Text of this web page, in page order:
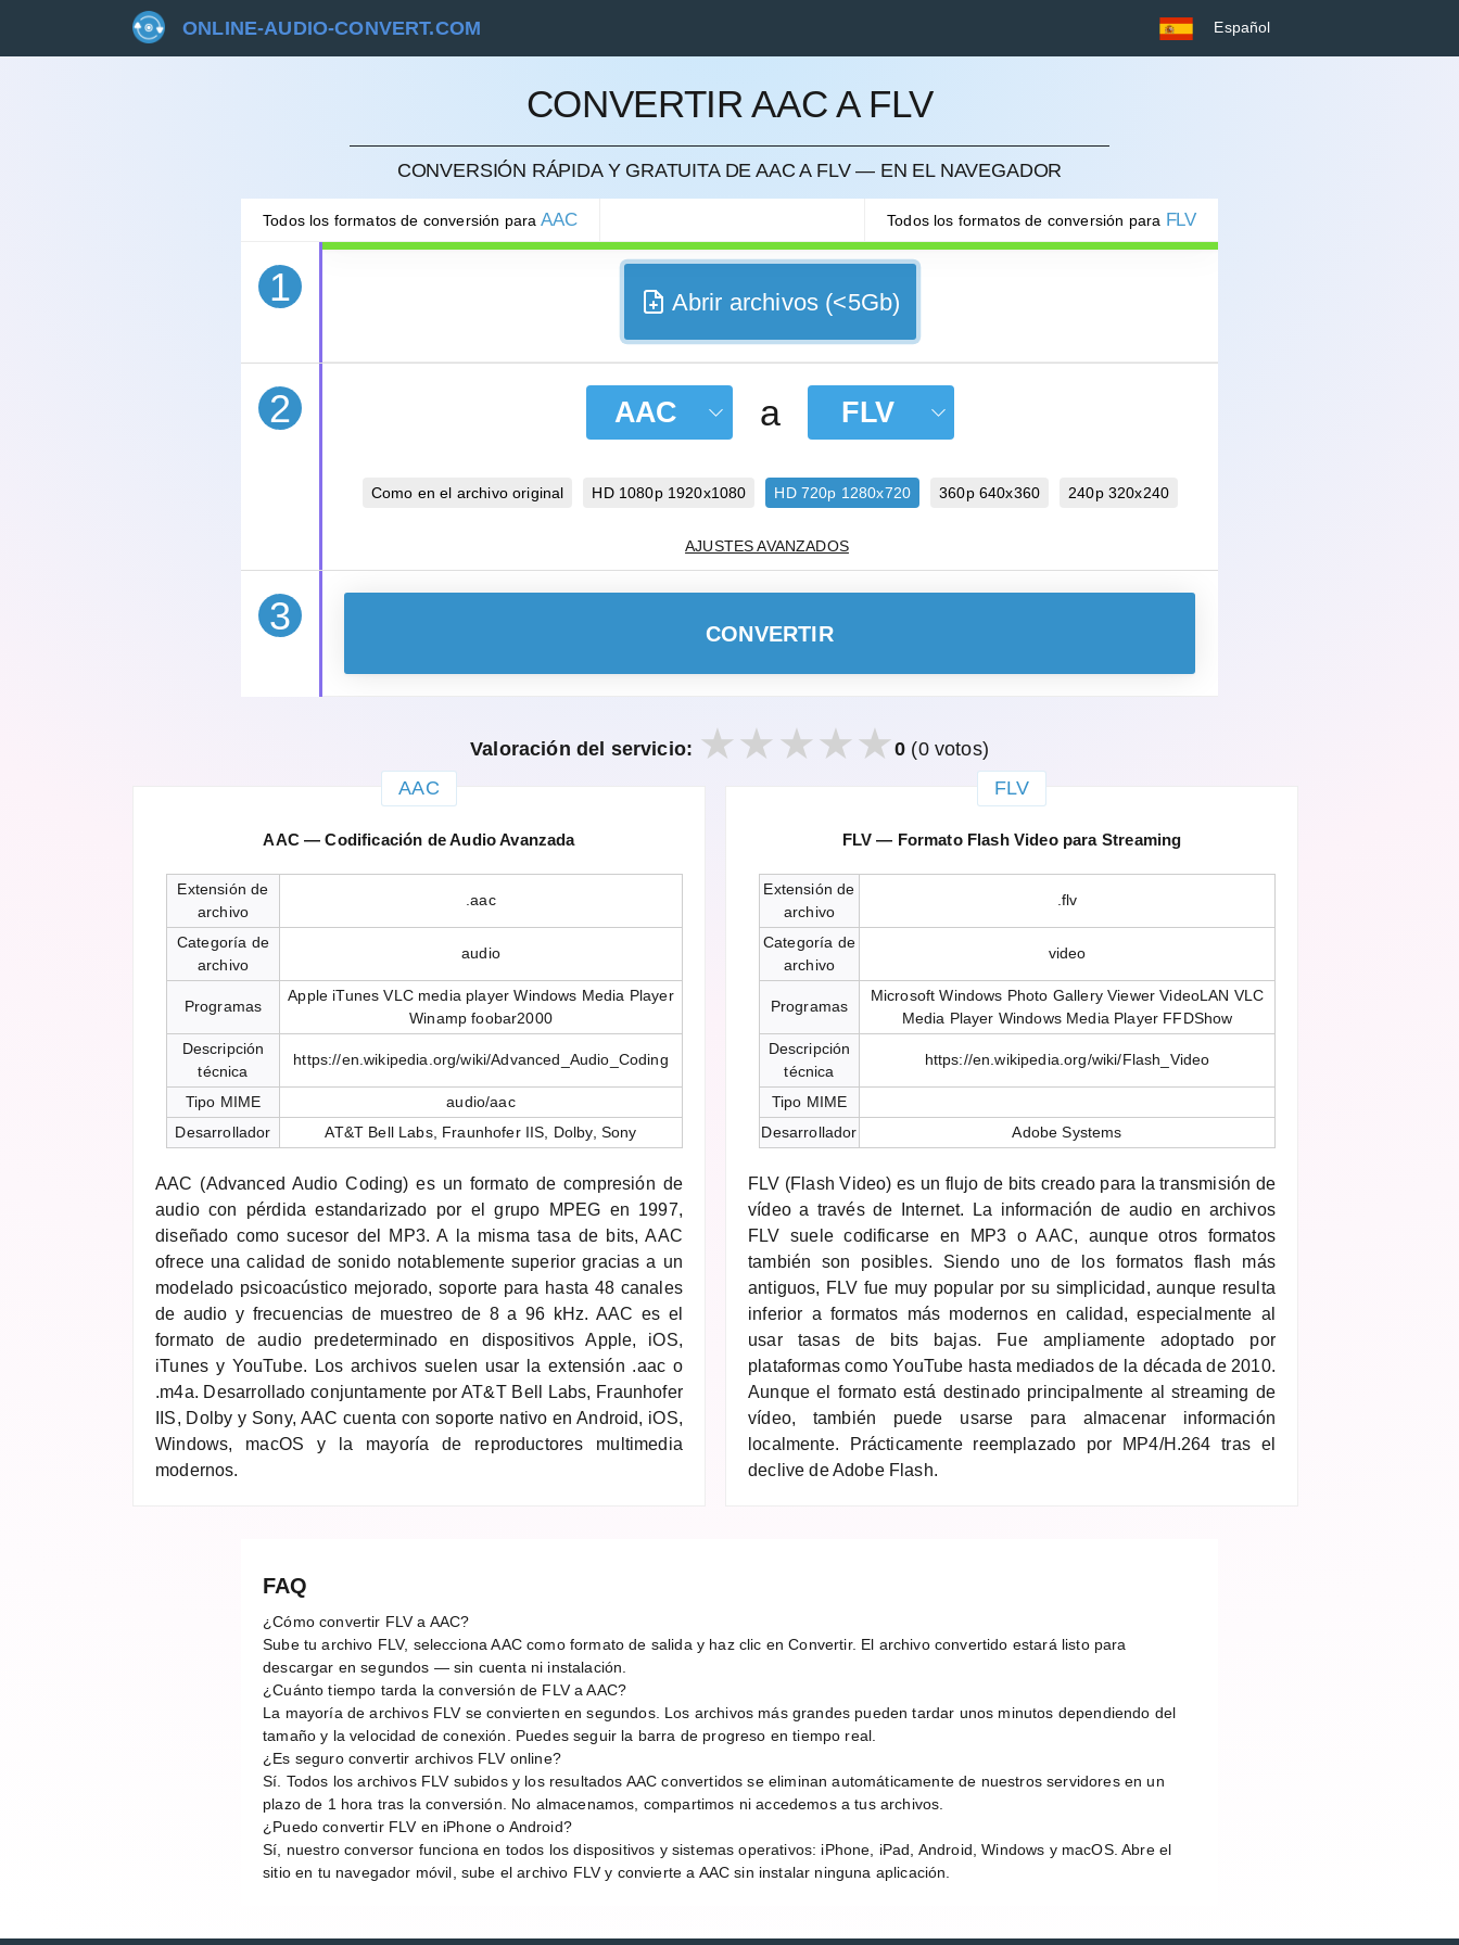
ONLINE-AUDIO-CONVERT.COM Español
CONVERTIR AAC A FLV
CONVERSIÓN RÁPIDA Y GRATUITA DE AAC A FLV — EN EL NAVEGADOR
Todos los formatos de conversión paraAAC Todos los formatos de conversión para FLV
1
CANCELAR
Abrir archivos (<5Gb)
2 AAC a FLV
Como en el archivo original HD 1080p 1920x1080 HD 720p 1280x720 360p 640x360 240p 320x240
AJUSTES AVANZADOS
3 CONVERTIR
Valoración del servicio: 0 (0 votos)
AAC
AAC — Codificación de Audio Avanzada
Extensión de
archivo
.aac
Categoría de
archivo
audio
Programas
Apple iTunes VLC media player Windows Media Player
Winamp foobar2000
Descripción
técnica
https://en.wikipedia.org/wiki/Advanced_Audio_Coding
Tipo MIME
audio/aac
Desarrollador
AT&T Bell Labs, Fraunhofer IIS, Dolby, Sony
AAC (Advanced Audio Coding) es un formato de compresión de
audio con pérdida estandarizado por el grupo MPEG en 1997,
diseñado como sucesor del MP3. A la misma tasa de bits, AAC
ofrece una calidad de sonido notablemente superior gracias a un
modelado psicoacústico mejorado, soporte para hasta 48 canales
de audio y frecuencias de muestreo de 8 a 96 kHz. AAC es el
formato de audio predeterminado en dispositivos Apple, iOS,
iTunes y YouTube. Los archivos suelen usar la extensión .aac o
.m4a. Desarrollado conjuntamente por AT&T Bell Labs, Fraunhofer
IIS, Dolby y Sony, AAC cuenta con soporte nativo en Android, iOS,
Windows, macOS y la mayoría de reproductores multimedia
modernos.
FLV
FLV — Formato Flash Video para Streaming
Extensión de
archivo
.flv
Categoría de
archivo
video
Programas
Microsoft Windows Photo Gallery Viewer VideoLAN VLC
Media Player Windows Media Player FFDShow
Descripción
técnica
https://en.wikipedia.org/wiki/Flash_Video
Tipo MIME
Desarrollador
Adobe Systems
FLV (Flash Video) es un flujo de bits creado para la transmisión de
vídeo a través de Internet. La información de audio en archivos
FLV suele codificarse en MP3 o AAC, aunque otros formatos
también son posibles. Siendo uno de los formatos flash más
antiguos, FLV fue muy popular por su simplicidad, aunque resulta
inferior a formatos más modernos en calidad, especialmente al
usar tasas de bits bajas. Fue ampliamente adoptado por
plataformas como YouTube hasta mediados de la década de 2010.
Aunque el formato está destinado principalmente al streaming de
vídeo, también puede usarse para almacenar información
localmente. Prácticamente reemplazado por MP4/H.264 tras el
declive de Adobe Flash.
FAQ
¿Cómo convertir FLV a AAC?
Sube tu archivo FLV, selecciona AAC como formato de salida y haz clic en Convertir. El archivo convertido estará listo para
descargar en segundos — sin cuenta ni instalación.
¿Cuánto tiempo tarda la conversión de FLV a AAC?
La mayoría de archivos FLV se convierten en segundos. Los archivos más grandes pueden tardar unos minutos dependiendo del
tamaño y la velocidad de conexión. Puedes seguir la barra de progreso en tiempo real.
¿Es seguro convertir archivos FLV online?
Sí. Todos los archivos FLV subidos y los resultados AAC convertidos se eliminan automáticamente de nuestros servidores en un
plazo de 1 hora tras la conversión. No almacenamos, compartimos ni accedemos a tus archivos.
¿Puedo convertir FLV en iPhone o Android?
Sí, nuestro conversor funciona en todos los dispositivos y sistemas operativos: iPhone, iPad, Android, Windows y macOS. Abre el
sitio en tu navegador móvil, sube el archivo FLV y convierte a AAC sin instalar ninguna aplicación.